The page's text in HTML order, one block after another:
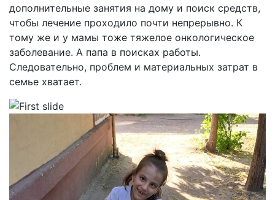
дополнительные занятия на дому и поиск средств,
чтобы лечение проходило почти непрерывно. К
тому же и у мамы тоже тяжелое онкологическое
заболевание. А папа в поисках работы.
Следовательно, проблем и материальных затрат в
семье хватает.